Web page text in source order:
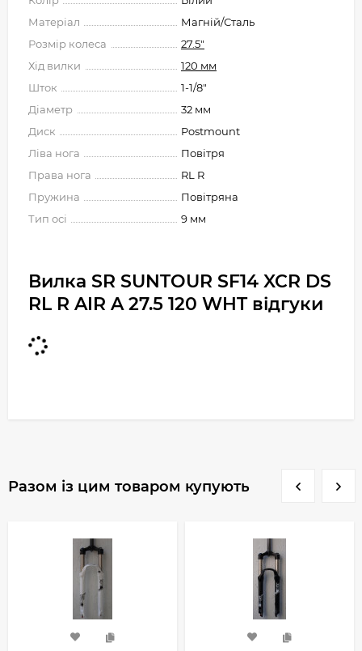
Матеріал
Магній/Сталь
Розмір колеса
27.5"
Хід вилки
120 мм
Шток
1-1/8"
Діаметр
32 мм
Диск
Postmount
Ліва нога
Повітря
Права нога
RL R
Пружина
Повітряна
Тип осі
9 мм
Вилка SR SUNTOUR SF14 XCR DS
RL R AIR A 27.5 120 WHT відгуки
Разом із цим товаром купують